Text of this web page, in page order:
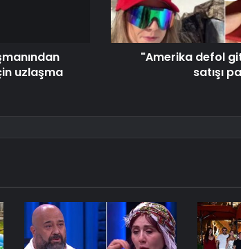
uzlaşma
"Amerika defol
satışı